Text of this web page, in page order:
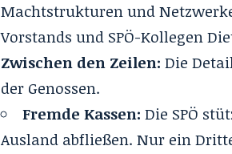
Machtstrukturen und
Vorstands und SPÖ-Kollegen
Zwischen den Zeilen: Die
der Genossen.
Fremde Kassen: Die SPÖ
Ausland abfließen. Nur ein